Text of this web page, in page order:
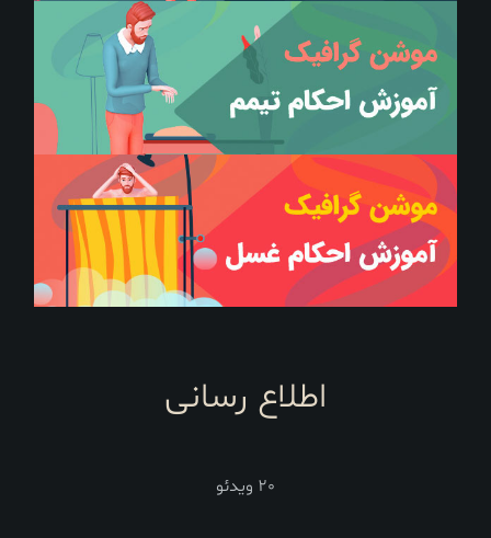
اطلاع رسانی